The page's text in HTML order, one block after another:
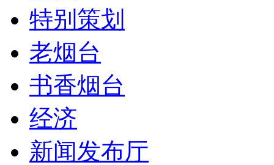
特别策划
老烟台
书香烟台
经济
新闻发布厅